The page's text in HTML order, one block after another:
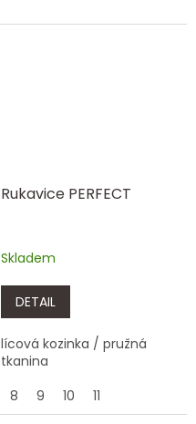
Rukavice PERFECT
Skladem
DETAIL
lícová kozinka / pružná
tkanina
8
9 10 11